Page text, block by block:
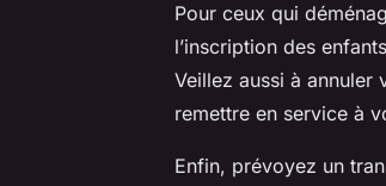
Pour ceux qui
l’inscription des
Veillez aussi à annuler
remettre en service à
Enfin, prévoyez un